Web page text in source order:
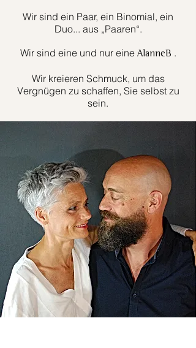
Wir sind ein Paar, ein Binomial, ein
Duo... aus „Paaren“.
Wir sind eine und nur eine AlanneB .
Wir kreieren Schmuck, um das
Vergnügen zu schaffen, Sie selbst zu
sein.